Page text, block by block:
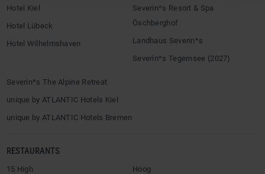
Hotel Kiel
Hotel Lübeck
Hotel Wilhelmshaven
Severin*s Resort & Spa
Öschberghof
Landhaus Severin*s
Severin*s Tegernsee (2027)
Severin*s The Alpine Retreat
unique by ATLANTIC Hotels Kiel
unique by ATLANTIC Hotels Bremen
RESTAURANTS
15 High
Hoog